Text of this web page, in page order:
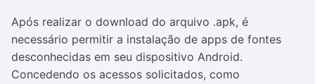
Após realizar o download do arquivo .apk, é
necessário permitir a instalação de apps de fontes
desconhecidas em seu dispositivo Android.
Concedendo os acessos solicitados, como